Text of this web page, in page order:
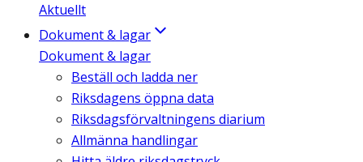
Aktuellt
Dokument & lagar
Dokument & lagar
Beställ och ladda ner
Riksdagens öppna data
Riksdagsförvaltningens diarium
Allmänna handlingar